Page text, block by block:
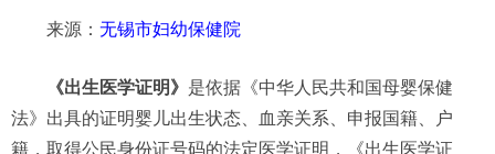
来源： 无锡市妇幼保健院
《出生医学证明》 是依据《中华人民共和国母婴保健
法》出具的证明婴儿出生状态、血亲关系、申报国籍、户
籍，取得公民身份证号码的法定医学证明，《出生医学证